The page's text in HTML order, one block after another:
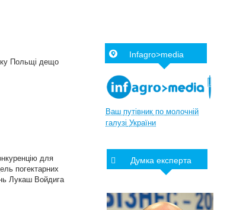
Польщі дещо
для
погектарних
Лукаш Войдига
Infagro>media
Ваш путівник по молочній
галузі України
Думка експерта